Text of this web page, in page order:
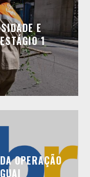
E
1
OPERAÇÃO